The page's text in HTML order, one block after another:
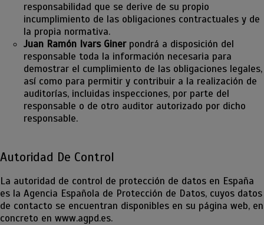
responsabilidad que se derive de su propio
incumplimiento de las obligaciones contractuales y de
la propia normativa.
Juan Ramón Ivars Ginerpondrá a disposición del
responsable toda la información necesaria para
demostrar el cumplimiento de las obligaciones legales,
así como para permitir y contribuir a la realización de
auditorías, incluidas inspecciones, por parte del
responsable o de otro auditor autorizado por dicho
responsable.
Autoridad De Control
La autoridad de control de protección de datos en España
es la Agencia Española de Protección de Datos, cuyos datos
de contacto se encuentran disponibles en su página web, en
concreto en www.agpd.es.